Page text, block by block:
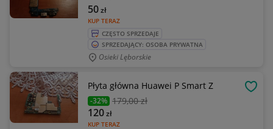
KUP TERAZ
50zł
CZĘSTO SPRZEDAJE
SPRZEDAJĄCY: OSOBA PRYWATNA
Osieki Lęborskie
Płyta główna Huawei P Smart Z
-32% 179,00 zł
KUP TERAZ
120zł